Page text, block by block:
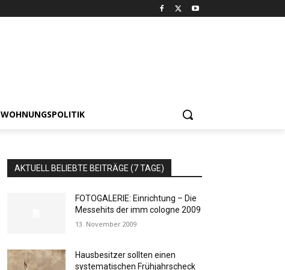
WOHNUNGSPOLITIK
AKTUELL BELIEBTE BEITRÄGE (7 TAGE)
FOTOGALERIE: Einrichtung – Die
Messehits der imm cologne 2009
13. November 2009
Hausbesitzer sollten einen
systematischen Frühjahrscheck